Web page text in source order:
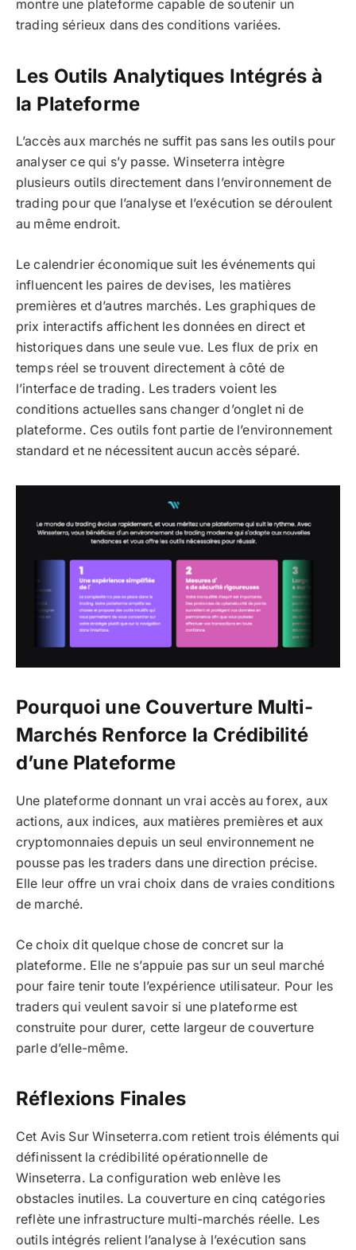
montre une plateforme capable de soutenir un
trading sérieux dans des conditions variées.
Les Outils Analytiques Intégrés à
la Plateforme
L’accès aux marchés ne suffit pas sans les outils pour
analyser ce qui s’y passe. Winseterra intègre
plusieurs outils directement dans l’environnement de
trading pour que l’analyse et l’exécution se déroulent
au même endroit.
Le calendrier économique suit les événements qui
influencent les paires de devises, les matières
premières et d’autres marchés. Les graphiques de
prix interactifs affichent les données en direct et
historiques dans une seule vue. Les flux de prix en
temps réel se trouvent directement à côté de
l’interface de trading. Les traders voient les
conditions actuelles sans changer d’onglet ni de
plateforme. Ces outils font partie de l’environnement
standard et ne nécessitent aucun accès séparé.
Pourquoi une Couverture Multi-
Marchés Renforce la Crédibilité
d’une Plateforme
Une plateforme donnant un vrai accès au forex, aux
actions, aux indices, aux matières premières et aux
cryptomonnaies depuis un seul environnement ne
pousse pas les traders dans une direction précise.
Elle leur offre un vrai choix dans de vraies conditions
de marché.
Ce choix dit quelque chose de concret sur la
plateforme. Elle ne s’appuie pas sur un seul marché
pour faire tenir toute l’expérience utilisateur. Pour les
traders qui veulent savoir si une plateforme est
construite pour durer, cette largeur de couverture
parle d’elle-même.
Réflexions Finales
Cet Avis Sur Winseterra.com retient trois éléments qui
définissent la crédibilité opérationnelle de
Winseterra. La configuration web enlève les
obstacles inutiles. La couverture en cinq catégories
reflète une infrastructure multi-marchés réelle. Les
outils intégrés relient l’analyse à l’exécution sans